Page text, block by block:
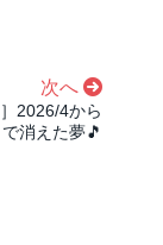
次へ
2026/4から
消えた夢🎵